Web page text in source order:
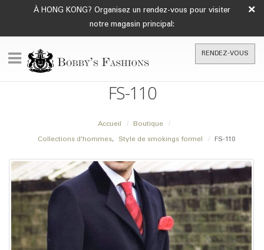
À HONG KONG? Organisez un rendez-vous pour visiter
notre magasin principal:
×
RENDEZ-VOUS
FS-110
Accueil Boutique
Collections d'hommes, Style de smokings formel FS-110